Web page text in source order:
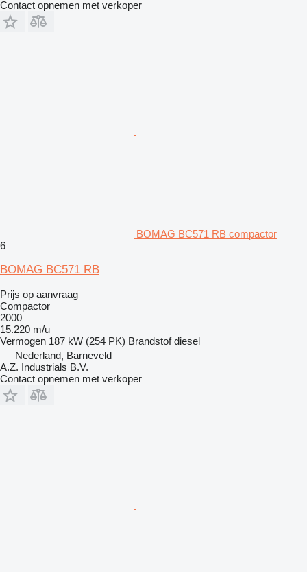
Contact opnemen met verkoper
BOMAG BC571 RB compactor
6
BOMAG BC571 RB
Prijs op aanvraag
Compactor
2000
15.220 m/u
Vermogen 187 kW (254 PK) Brandstof diesel
Nederland, Barneveld
A.Z. Industrials B.V.
Contact opnemen met verkoper